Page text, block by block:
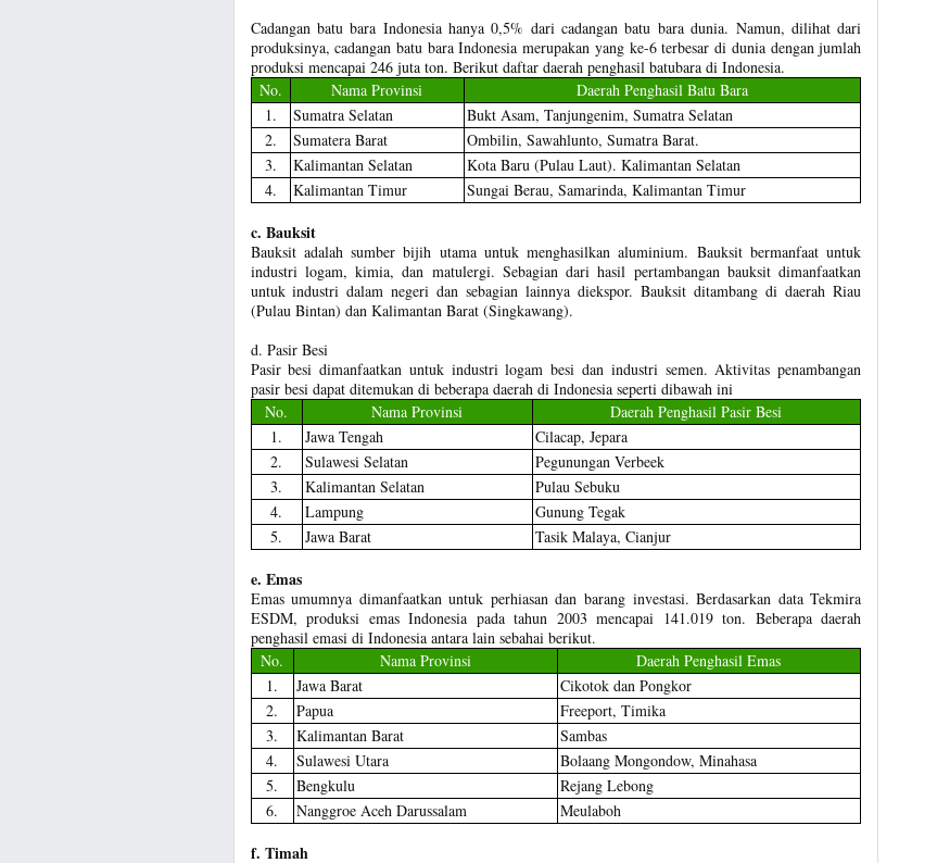
Cadangan batu bara Indonesia hanya 0,5% dari cadangan batu bara dunia. Namun, dilihat dari
produksinya, cadangan batu bara Indonesia merupakan yang ke-6 terbesar di dunia dengan jumlah
produksi mencapai 246 juta ton. Berikut daftar daerah penghasil batubara di Indonesia.
No.
Nama Provinsi
Daerah Penghasil Batu Bara
1.
Sumatra Selatan
Bukt Asam, Tanjungenim, Sumatra Selatan
2.
Sumatera Barat
Ombilin, Sawahlunto, Sumatra Barat.
3.
Kalimantan Selatan
Kota Baru (Pulau Laut). Kalimantan Selatan
4.
Kalimantan Timur Sungai Berau, Samarinda, Kalimantan Timur
c. Bauksit
Bauksit adalah sumber bijih utama untuk menghasilkan aluminium. Bauksit bermanfaat untuk
industri logam, kimia, dan matulergi. Sebagian dari hasil pertambangan bauksit dimanfaatkan
untuk industri dalam negeri dan sebagian lainnya diekspor. Bauksit ditambang di daerah Riau
(Pulau Bintan) dan Kalimantan Barat (Singkawang).
d. Pasir Besi
Pasir besi dimanfaatkan untuk industri logam besi dan industri semen. Aktivitas penambangan
pasir besi dapat ditemukan di beberapa daerah di Indonesia seperti dibawah ini
No.
Nama Provinsi
Daerah Penghasil Pasir Besi
1.
Jawa Tengah
Cilacap, Jepara
2.
Sulawesi Selatan
Pegunungan Verbeek
3.
Kalimantan Selatan
Pulau Sebuku
4.
Lampung
Gunung Tegak
5.
Jawa Barat Tasik Malaya, Cianjur
e. Emas
Emas umumnya dimanfaatkan untuk perhiasan dan barang investasi. Berdasarkan data Tekmira
ESDM, produksi emas Indonesia pada tahun 2003 mencapai 141.019 ton. Beberapa daerah
penghasil emasi di Indonesia antara lain sebahai berikut.
No.
Nama Provinsi
Daerah Penghasil Emas
1.
Jawa Barat
Cikotok dan Pongkor
2.
Papua
Freeport, Timika
3.
Kalimantan Barat
Sambas
4.
Sulawesi Utara
Bolaang Mongondow, Minahasa
5.
Bengkulu
Rejang Lebong
6.
Nanggroe Aceh Darussalam Meulaboh
f. Timah